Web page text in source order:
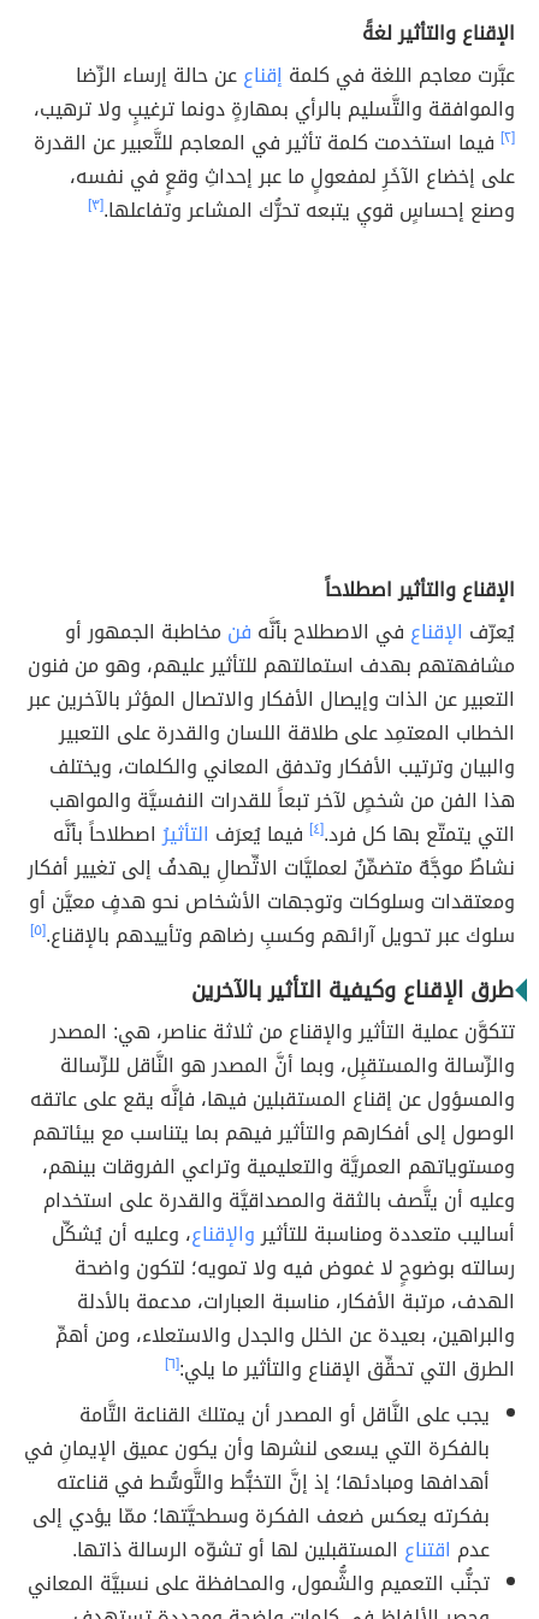
الإقناع والتأثير لغةً
عبَّرت معاجم اللغة في كلمة إقناععن حالة إرساء الرِّضا
والموافقة والتَّسليم بالرأي بمهارةٍ دونما ترغيبٍ ولا ترهيب،
[٢]
فيما استخدمت كلمة تأثير في المعاجم للتَّعبير عن القدرة
على إخضاع الآخَرِ لمفعولٍ ما عبر إحداثِ وقعٍ في نفسه،
وصنع إحساسٍ قويٍ يتبعه تحرُّك المشاعر وتفاعلها.[٣]
الإقناع والتأثير اصطلاحاً
يُعرّف الإقناع في الاصطلاح بأنَّه فن مخاطبة الجمهور أو
مشافهتهم بهدف استمالتهم للتأثير عليهم، وهو من فنون
التعبير عن الذات وإيصال الأفكار والاتصال المؤثر بالآخرين عبر
الخطاب المعتمِد على طلاقة اللسان والقدرة على التعبير
والبيان وترتيب الأفكار وتدفق المعاني والكلمات، ويختلف
هذا الفن من شخصٍ لآخر تبعاً للقدرات النفسيَّة والمواهب
التي يتمتّع بها كل فرد.[٤] فيما يُعرَف التأثيرُاصطلاحاً بأنَّه
نشاطٌ موجَّهٌ متضمِّنٌ لعمليَّات الاتِّصالِ يهدفُ إلى تغيير أفكار
ومعتقدات وسلوكات وتوجهات الأشخاص نحو هدفٍ معيَّن أو
سلوك عبر تحويل آرائهم وكسبِ رضاهم وتأييدهم بالإقناع.[٥]
طرق الإقناع وكيفية التأثير بالآخرين
تتكوَّن عملية التأثير والإقناع من ثلاثة عناصر، هي: المصدر
والرِّسالة والمستقبِل، وبما أنَّ المصدر هو النَّاقل للرِّسالة
والمسؤول عن إقناع المستقبلين فيها، فإنَّه يقع على عاتقه
الوصول إلى أفكارهم والتأثير فيهم بما يتناسب مع بيئاتهم
ومستوياتهم العمريَّة والتعليمية وتراعي الفروقات بينهم،
وعليه أن يتَّصف بالثقة والمصداقيَّة والقدرة على استخدام
أساليب متعددة ومناسبة للتأثيروالإقناع، وعليه أن يُشكِّل
رسالته بوضوحٍ لا غموض فيه ولا تمويه؛ لتكون واضحة
الهدف، مرتبة الأفكار، مناسبة العبارات، مدعمة بالأدلة
والبراهين، بعيدة عن الخلل والجدل والاستعلاء، ومن أهمِّ
الطرق التي تحقِّق الإقناع والتأثير ما يلي:[٦]
يجب على النَّاقل أو المصدر أن يمتلكَ القناعة التَّامة
بالفكرة التي يسعى لنشرها وأن يكون عميق الإيمانِ في
أهدافها ومبادئها؛ إذ إنَّ التخبُّط والتَّوسُّط في قناعته
بفكرته يعكس ضعف الفكرة وسطحيَّتها؛ ممّا يؤدي إلى
عدم اقتناع المستقبلين لها أو تشوّه الرسالة ذاتها.
تجنُّب التعميم والشُّمول، والمحافظة على نسبيَّة المعاني